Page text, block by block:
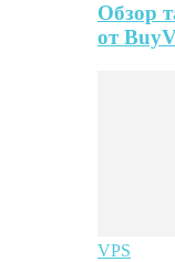
Обзор
от
VPS